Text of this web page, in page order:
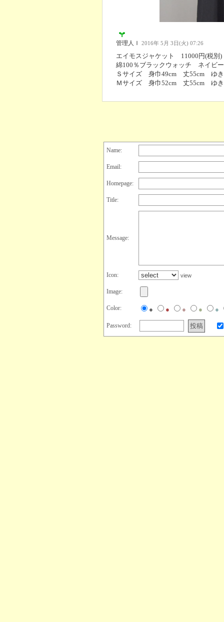
管理人Ｉ 2016年 5月 3日(火) 07:26
エイモスジャケット 11000円(税別)
綿100％ブラックウォッチ ネイビー
Ｓサイズ 身巾49cm 丈55cm ゆき
Ｍサイズ 身巾52cm 丈55cm ゆ
Name:
Email:
Homepage:
Title:
Message:
Icon: view
Image:
Color: ● ● ● ● ●
Password: